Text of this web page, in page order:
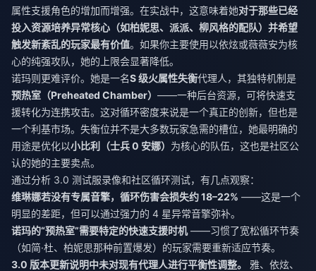
属性支援角色的增加而增强。在实战中，这意味着她对于那些已经
投入资源培养异常核心（如柏妮思、派派、柳风格的配队）并希望
触发新紊乱的玩家最有价值。如果你主要使用以依炫或薇薇安为核
心的纯强攻队，她的上限会显著降低。
诺玛则更难评价。她是一名S 级火属性失衡代理人，其独特机制是
预热室（Preheated Chamber） ——一种后台资源，可将快速支
援转化为连携攻击。这对循环密度来说是一个真正的创新，但也是
一个利基市场。失衡位并不是大多数玩家急需的槽位，她最明确的
用途是优化以小比利（士兵 0 安娜） 为核心的队伍，这也是社区公
认的她的主要卖点。
通过分析 3.0 测试服录像和社区循环测试，有几点观察：
维琳娜若没有专属音擎，循环伤害会损失约 18–22% ——这是一个
明显的差距，但可以通过强力的 4 星异常音擎弥补。
诺玛的“预热室”需要特定的快速支援时机——习惯了宽松循环节奏
（如简·杜、柏妮思那种前置爆发）的玩家需要重新适应节奏。
3.0 版本更新说明中未对现有代理人进行平衡性调整。
雅、依炫、